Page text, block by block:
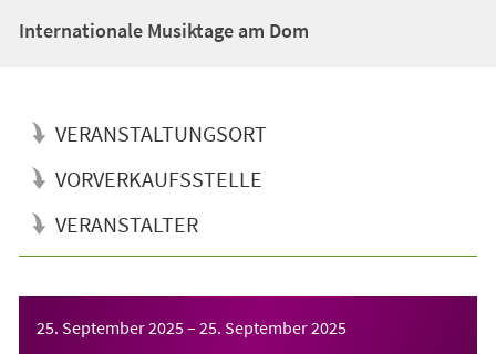
Internationale Musiktage am Dom
VERANSTALTUNGSORT
VORVERKAUFSSTELLE
VERANSTALTER
25. September 2025– 25. September 2025